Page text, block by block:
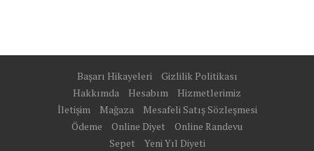
Başarı Hikayeleri
Gizlilik Politikası
Hakkımda
Hesabım
Hizmetlerimiz
İletişim
Mağaza
Mesafeli Satış Sözleşmesi
Ödeme
Online Diyet
Online Randevu
Sepet
Yeni Yıl Diyeti